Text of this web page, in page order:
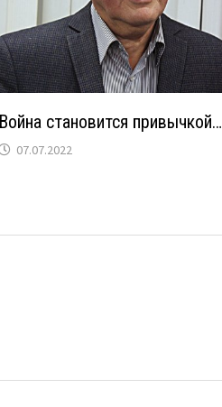
Война становится привычкой…
07.07.2022